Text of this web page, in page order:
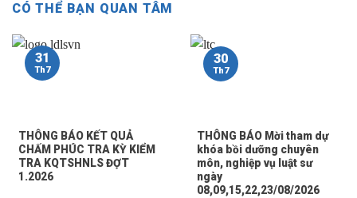
CÓ THỂ BẠN QUAN TÂM
THÔNG BÁO KẾT QUẢ
CHẤM PHÚC TRA KỲ KIỂM
TRA KQTSHNLS ĐỢT
1.2026
31
Th7
THÔNG BÁO Mời tham dự
khóa bồi dưỡng chuyên
môn, nghiệp vụ luật sư
ngày
08,09,15,22,23/08/2026
30
Th7